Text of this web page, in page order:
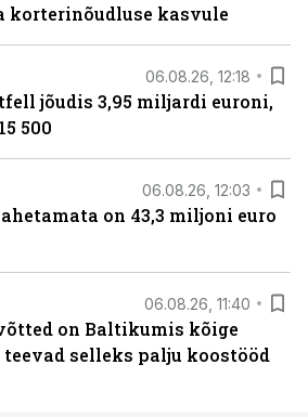
korterinõudluse kasvule
06.08.26, 12:18
jõudis 3,95 miljardi euroni,
500
06.08.26, 12:03
on 43,3 miljoni euro
06.08.26, 11:40
on Baltikumis kõige
selleks palju koostööd